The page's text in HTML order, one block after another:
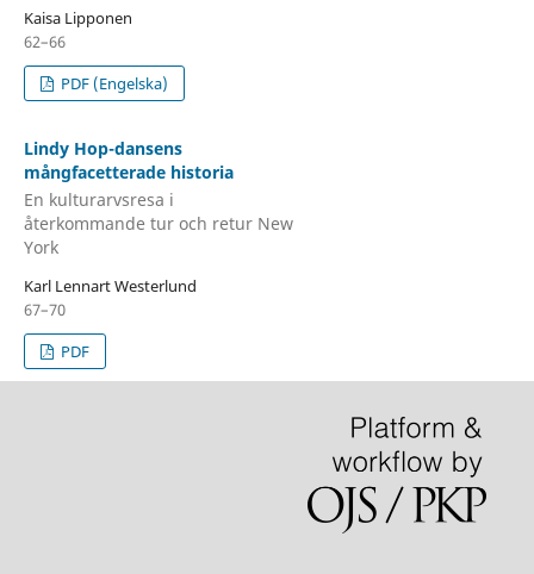
Kaisa Lipponen
62–66
PDF (Engelska)
Lindy Hop-dansens
mångfacetterade historia
En kulturarvsresa i
återkommande tur och retur New
York
Karl Lennart Westerlund
67–70
PDF